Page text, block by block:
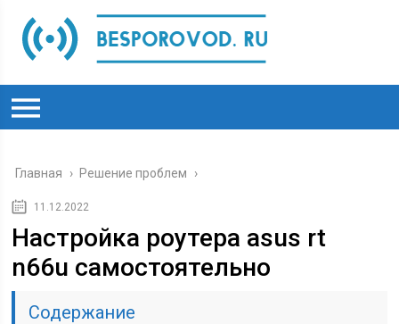
Главная › Решение проблем ›
11.12.2022
Настройка роутера asus rt
n66u самостоятельно
Содержание